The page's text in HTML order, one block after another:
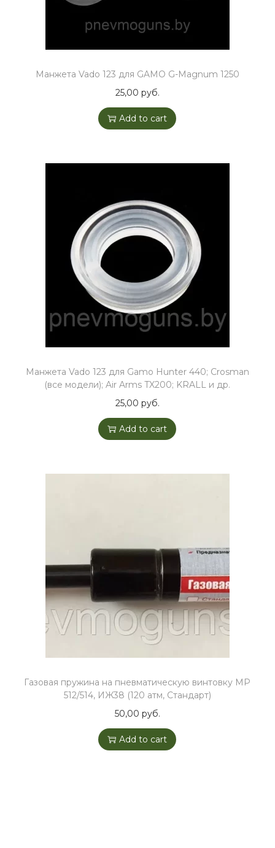
Манжета Vado 123 для GAMO G-Magnum 1250
25,00 руб.
Add to cart
Манжета Vado 123 для Gamo Hunter 440; Crosman
(все модели); Air Arms TX200; KRALL и др.
25,00 руб.
Add to cart
Газовая пружина на пневматическую винтовку МР
512/514, ИЖ38 (120 атм, Стандарт)
50,00 руб.
Add to cart